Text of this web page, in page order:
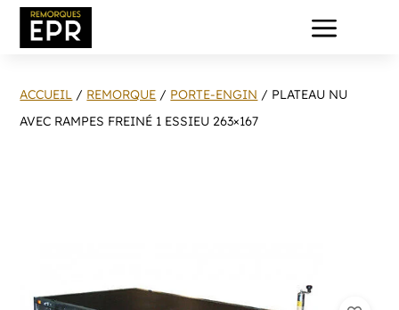
a
ACCUEIL / REMORQUE / PORTE-ENGIN / PLATEAU NU
AVEC RAMPES FREINÉ 1 ESSIEU 263×167